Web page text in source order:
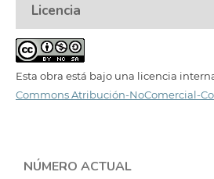
Licencia
Esta obra está bajo una licencia
Commons Atribución-NoComercial-
NÚMERO ACTUAL